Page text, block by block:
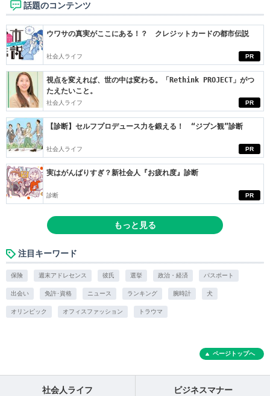
話題のコンテンツ
PR
ウワサの真実がここにある！？ クレジットカードの都市伝説
社会人ライフ
PR
視点を変えれば、世の中は変わる。「Rethink PROJECT」がつ
たえたいこと。
社会人ライフ
PR
【診断】セルフプロデュース力を鍛える！ “ジブン観”診断
社会人ライフ
PR
実はがんばりすぎ？新社会人『お疲れ度』診断
診断
もっと見る
注目キーワード
保険 週末アドレセンス 彼氏 選挙 政治・経済 パスポート
出会い 免許･資格 ニュース ランキング 腕時計 犬
オリンピック オフィスファッション トラウマ
ページトップへ
社会人ライフ ビジネスマナー